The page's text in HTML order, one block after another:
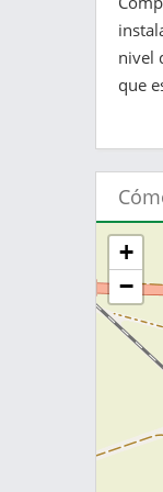
nivel
que
+
−